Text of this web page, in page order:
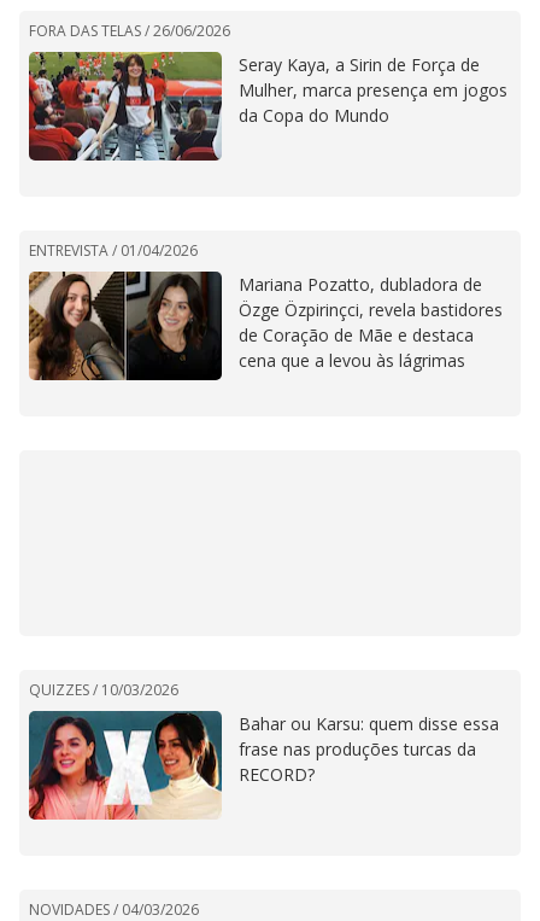
FORA DAS TELAS /26/06/2026
Seray Kaya, a Sirin de Força de
Mulher, marca presença em jogos
da Copa do Mundo
ENTREVISTA / 01/04/2026
Mariana Pozatto, dubladora de
Özge Özpirinçci, revela bastidores
de Coração de Mãe e destaca
cena que a levou às lágrimas
QUIZZES / 10/03/2026
Bahar ou Karsu: quem disse essa
frase nas produções turcas da
RECORD?
NOVIDADES / 04/03/2026